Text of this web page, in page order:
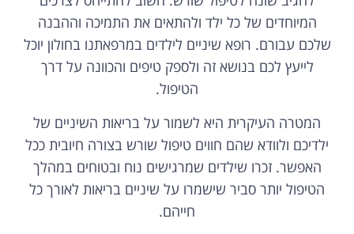
המיוחדים של כל ילד ולהתאים את התמיכה וההבנה
שלכם עבורם. רופא שיניים לילדים במרפאתנו בחולון יוכל
לייעץ לכם בנושא זה ולספק טיפים והכוונה על דרך
הטיפול.
המטרה העיקרית היא לשמור על בריאות השיניים של
ילדיכם ולוודא שהם חווים טיפול שורש בצורה חיובית ככל
האפשר. זכרו שילדים שמרגישים נוח ובטוחים במהלך
הטיפול יותר סביר שישמרו על שיניים בריאות לאורך כל
חייהם.